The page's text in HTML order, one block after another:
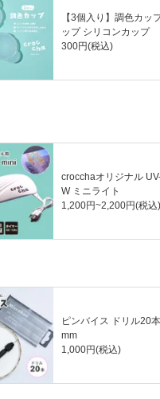
【3個入り】調色カップ パ
ップ シリコンカップ
300円(税込)
crocchaオリジナル
W ミニライト
1,200円~2,200円(税込)
ピンバイス ドリル20
mm
1,000円(税込)